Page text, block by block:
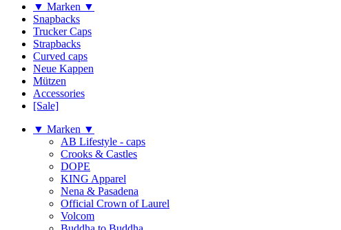
▼ Marken ▼
Snapbacks
Trucker Caps
Strapbacks
Curved caps
Neue Kappen
Mützen
Accessories
[Sale]
▼ Marken ▼
AB Lifestyle - caps
Crooks & Castles
DOPE
KING Apparel
Nena & Pasadena
Official Crown of Laurel
Volcom